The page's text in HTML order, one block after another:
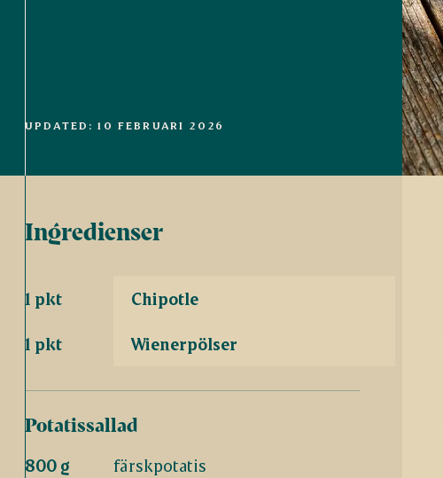
UPDATED: 10 FEBRUARI 2026
Ingredienser
1 pkt Chipotle
1 pkt Wienerpölser
Potatissallad
800 g
färskpotatis